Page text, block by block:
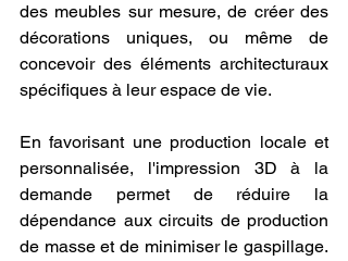
des meubles sur mesure, de créer des
décorations uniques, ou même de
concevoir des éléments architecturaux
spécifiques à leur espace de vie.
En favorisant une production locale et
personnalisée, l'impression 3D à la
demande permet de réduire la
dépendance aux circuits de production
de masse et de minimiser le gaspillage.